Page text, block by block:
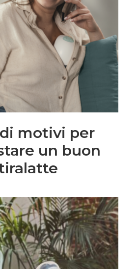
motivi per
un buon